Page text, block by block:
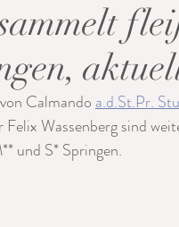
von Calmando a.d.St.Pr.
Felix Wassenberg sind
und S* Springen.